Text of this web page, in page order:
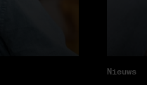
Nieuws